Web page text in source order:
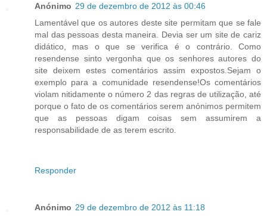
Anónimo 29 de dezembro de 2012 às 00:46
Lamentável que os autores deste site permitam que se fale
mal das pessoas desta maneira. Devia ser um site de cariz
didático, mas o que se verifica é o contrário. Como
resendense sinto vergonha que os senhores autores do
site deixem estes comentários assim expostos.Sejam o
exemplo para a comunidade resendense!Os comentários
violam nitidamente o número 2 das regras de utilização, até
porque o fato de os comentários serem anónimos permitem
que as pessoas digam coisas sem assumirem a
responsabilidade de as terem escrito.
Responder
Anónimo 29 de dezembro de 2012 às 11:18